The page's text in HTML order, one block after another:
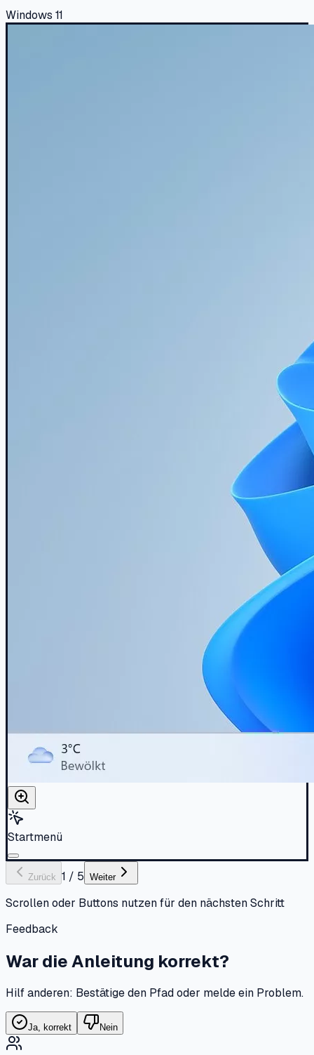
Windows 11
Startmenü
Zurück 1 / 5 Weiter
Scrollen oder Buttons nutzen für den nächsten Schritt
Feedback
War die Anleitung korrekt?
Hilf anderen: Bestätige den Pfad oder melde ein Problem.
Ja, korrekt Nein